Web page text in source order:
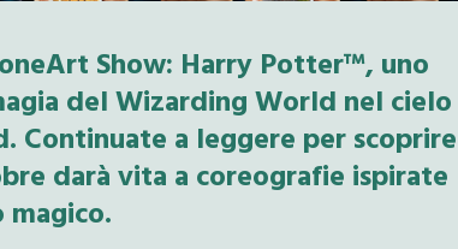
Show: Harry Potter™, uno
del Wizarding World nel cielo
Continuate a leggere per
darà vita a coreografie ispirate
magico.